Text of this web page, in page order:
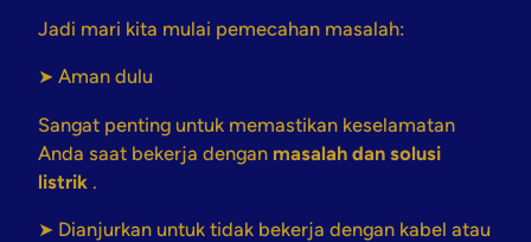
Jadi mari kita mulai pemecahan masalah:
➤ Aman dulu
Sangat penting untuk memastikan keselamatan
Anda saat bekerja dengan masalah dan solusi
listrik .
➤ Dianjurkan untuk tidak bekerja dengan kabel atau